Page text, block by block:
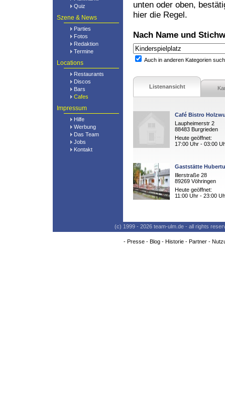
Quiz
Szene & News
Parties
Fotos
Redaktion
Termine
Locations
Restaurants
Discos
Bars
Cafes
Impressum
Hilfe
Werbung
Das Team
Jobs
Kontakt
unten oder oben,
hier die Regel.
Nach Name und
Auch in anderen Kategorien
Listenansicht
Café Bistro
Laupheimerstr 2
88483 Burgrieden
Heute geöffnet:
17:00 Uhr - 03:00
Gaststätte
Illerstraße 28
89269 Vöhringen
Heute geöffnet:
11:00 Uhr - 23:00
(c) 1999 - 2026 team-ulm.de - all rights
- Presse- Blog- Historie- Partner-